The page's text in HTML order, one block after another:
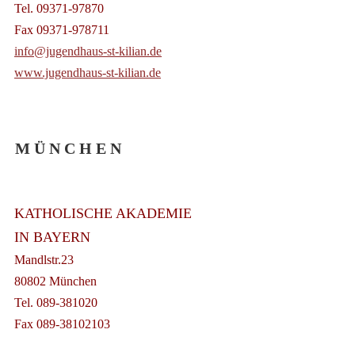
Tel. 09371-97870
Fax 09371-978711
info@jugendhaus-st-kilian.de
www.jugendhaus-st-kilian.de
M Ü N C H E N
KATHOLISCHE AKADEMIE
IN BAYERN
Mandlstr.23
80802 München
Tel. 089-381020
Fax 089-38102103